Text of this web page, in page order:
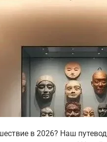
в 2026? Наш